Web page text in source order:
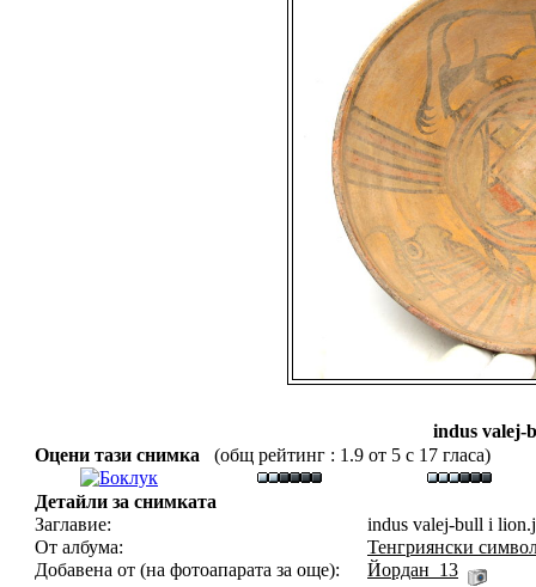
indus valej-
Оцени тази снимка
(общ рейтинг : 1.9 от 5 с 17 гласа)
Детайли за снимката
Заглавие:
indus valej-bull i
От албума:
Тенгриянски
Добавена от (на фотоапарата за още):
Йордан_13